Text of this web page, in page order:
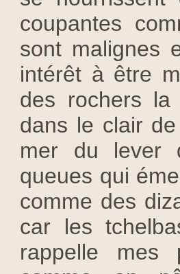
coupantes
sont malignes
intérêt à être
des rochers
dans le clair
mer du lever
queues qui
comme des
car les
rappelle mes